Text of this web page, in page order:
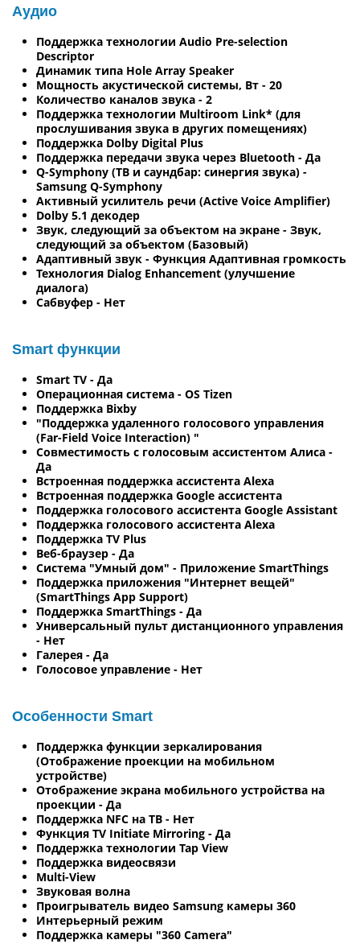
Аудио
Поддержка технологии Audio Pre-selection
Descriptor
Динамик типа Hole Array Speaker
Мощность акустической системы, Вт - 20
Количество каналов звука - 2
Поддержка технологии Multiroom Link* (для
прослушивания звука в других помещениях)
Поддержка Dolby Digital Plus
Поддержка передачи звука через Bluetooth - Да
Q-Symphony (ТВ и саундбар: синергия звука) -
Samsung Q-Symphony
Активный усилитель речи (Active Voice Amplifier)
Dolby 5.1 декодер
Звук, следующий за объектом на экране - Звук,
следующий за объектом (Базовый)
Адаптивный звук - Функция Адаптивная громкость
Технология Dialog Enhancement (улучшение
диалога)
Сабвуфер - Нет
Smart функции
Smart TV - Да
Операционная система - OS Tizen
Поддержка Bixby
"Поддержка удаленного голосового управления
(Far-Field Voice Interaction) "
Совместимость с голосовым ассистентом Алиса -
Да
Встроенная поддержка ассистента Alexa
Встроенная поддержка Google ассистента
Поддержка голосового ассистента Google Assistant
Поддержка голосового ассистента Alexa
Поддержка TV Plus
Веб-браузер - Да
Система "Умный дом" - Приложение SmartThings
Поддержка приложения "Интернет вещей"
(SmartThings App Support)
Поддержка SmartThings - Да
Универсальный пульт дистанционного управления
- Нет
Галерея - Да
Голосовое управление - Нет
Особенности Smart
Поддержка функции зеркалирования
(Отображение проекции на мобильном
устройстве)
Отображение экрана мобильного устройства на
проекции - Да
Поддержка NFC на ТВ - Нет
Функция TV Initiate Mirroring - Да
Поддержка технологии Tap View
Поддержка видеосвязи
Multi-View
Звуковая волна
Проигрыватель видео Samsung камеры 360
Интерьерный режим
Поддержка камеры "360 Camera"